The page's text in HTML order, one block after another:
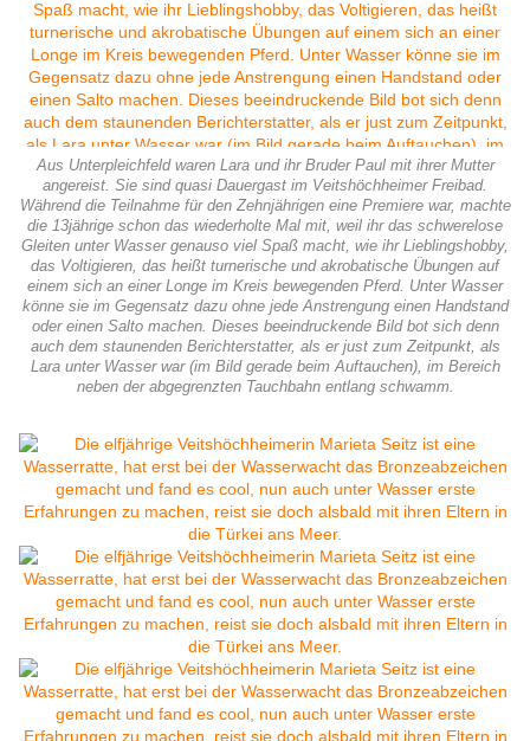
Aus Unterpleichfeld waren Lara und ihr Bruder Paul mit ihrer Mutter
angereist. Sie sind quasi Dauergast im Veitshöchheimer Freibad.
Während die Teilnahme für den Zehnjährigen eine Premiere war, machte
die 13jährige schon das wiederholte Mal mit, weil ihr das schwerelose
Gleiten unter Wasser genauso viel Spaß macht, wie ihr Lieblingshobby,
das Voltigieren, das heißt turnerische und akrobatische Übungen auf
einem sich an einer Longe im Kreis bewegenden Pferd. Unter Wasser
könne sie im Gegensatz dazu ohne jede Anstrengung einen Handstand
oder einen Salto machen. Dieses beeindruckende Bild bot sich denn
auch dem staunenden Berichterstatter, als er just zum Zeitpunkt, als
Lara unter Wasser war (im Bild gerade beim Auftauchen), im Bereich
neben der abgegrenzten Tauchbahn entlang schwamm.